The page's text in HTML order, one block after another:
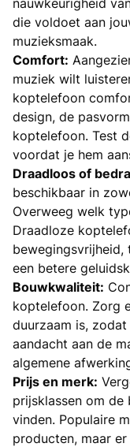
nauwkeurigheid
die voldoet aan
muzieksmaak.
Comfort:
muziek wilt
koptelefoon
design, de
koptelefoon. Test
voordat je hem
Draadloos of
beschikbaar in
Overweeg welk
Draadloze
een betere
Bouwkwaliteit:
koptelefoon. Zorg
duurzaam is,
aandacht aan de
algemene
Prijs en merk:
prijsklassen om
vinden. Populaire
producten, maar